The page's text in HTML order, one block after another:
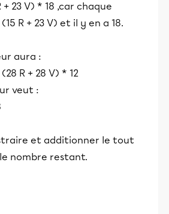
23 V) * 18 ,car chaque
R + 23 V) et il y en a 18.
aura :
R + 28 V) * 12
veut :
et additionner le tout
nombre restant.